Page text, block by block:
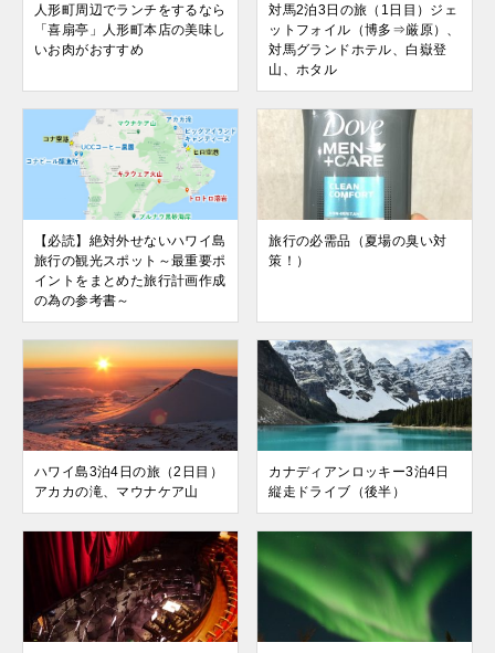
人形町周辺でランチをするなら
「喜扇亭」人形町本店の美味し
いお肉がおすすめ
対馬2泊3日の旅（1日目）ジェ
ットフォイル（博多⇒厳原）、
対馬グランドホテル、白嶽登
山、ホタル
【必読】絶対外せないハワイ島
旅行の観光スポット～最重要ポ
イントをまとめた旅行計画作成
の為の参考書～
旅行の必需品（夏場の臭い対
策！）
ハワイ島3泊4日の旅（2日目）
アカカの滝、マウナケア山
カナディアンロッキー3泊4日
縦走ドライブ（後半）